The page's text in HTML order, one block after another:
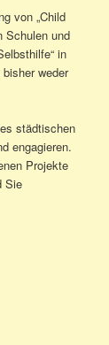
von „Child
Schulen und
in
weder
städtischen
engagieren.
Projekte
Sie